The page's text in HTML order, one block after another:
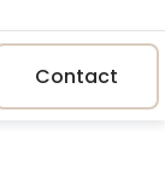
Contact